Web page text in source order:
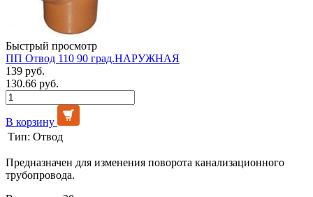
Быстрый просмотр
ПП Отвод 110 90 град.НАРУЖНАЯ
139 руб.
130.66 руб.
В корзину
Тип: Отвод
Предназначен для изменения поворота канализационного
трубопровода.